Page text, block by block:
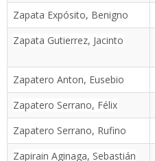
Zapata Expósito, Benigno
Zapata Gutierrez, Jacinto
Zapatero Anton, Eusebio
Zapatero Serrano, Félix
Zapatero Serrano, Rufino
Zapirain Aginaga, Sebastián